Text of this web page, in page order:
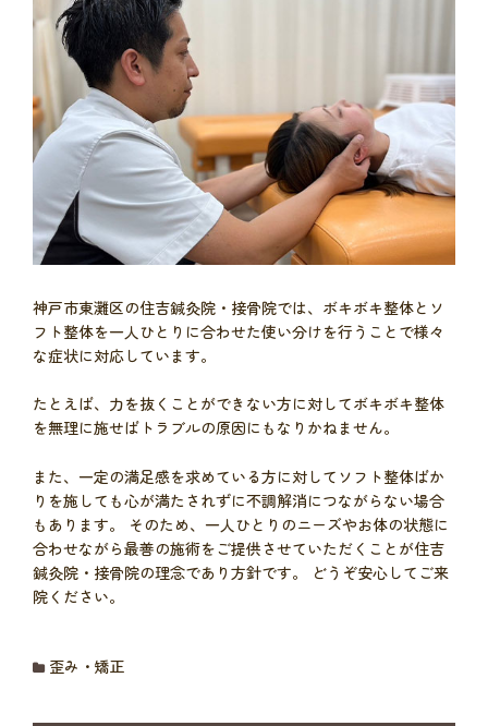
神戸市東灘区の住吉鍼灸院・接骨院では、ボキボキ整体とソ
フト整体を一人ひとりに合わせた使い分けを行うことで様々
な症状に対応しています。
たとえば、力を抜くことができない方に対してボキボキ整体
を無理に施せばトラブルの原因にもなりかねません。
また、一定の満足感を求めている方に対してソフト整体ばか
りを施しても心が満たされずに不調解消につながらない場合
もあります。 そのため、一人ひとりのニーズやお体の状態に
合わせながら最善の施術をご提供させていただくことが住吉
鍼灸院・接骨院の理念であり方針です。 どうぞ安心してご来
院ください。
歪み・矯正